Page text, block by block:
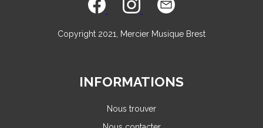
Copyright 2021, Mercier Musique Brest
INFORMATIONS
Nous trouver